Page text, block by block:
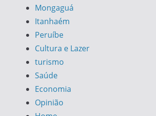
Mongaguá
Itanhaém
Peruíbe
Cultura e Lazer
turismo
Saúde
Economia
Opinião